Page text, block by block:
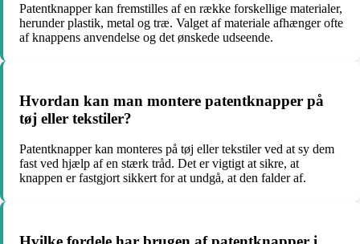
Patentknapper kan fremstilles af en række forskellige materialer,
herunder plastik, metal og træ. Valget af materiale afhænger ofte
af knappens anvendelse og det ønskede udseende.
Hvordan kan man montere patentknapper på
tøj eller tekstiler?
Patentknapper kan monteres på tøj eller tekstiler ved at sy dem
fast ved hjælp af en stærk tråd. Det er vigtigt at sikre, at
knappen er fastgjort sikkert for at undgå, at den falder af.